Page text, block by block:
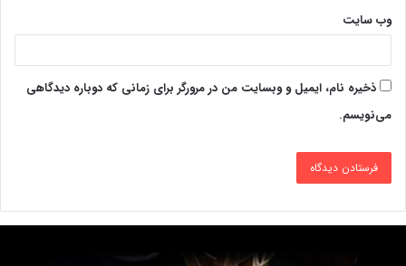
وب‌ سایت
ذخیره نام، ایمیل و وبسایت من در مرورگر برای زمانی که دوباره دیدگاهی
می‌نویسم.